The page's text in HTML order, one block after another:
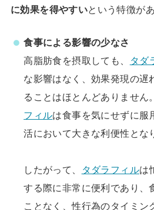
に効果を得やすいという特徴が
食事による影響の少なさ
高脂肪食を摂取しても、
タダ
な影響はなく、効果発現の遅
ることはほとんどありません
フィルは食事を気にせずに服
活において大きな利便性とな
したがって、 タダラフィルは
する際に非常に便利であり、
ことなく、性行為のタイミン